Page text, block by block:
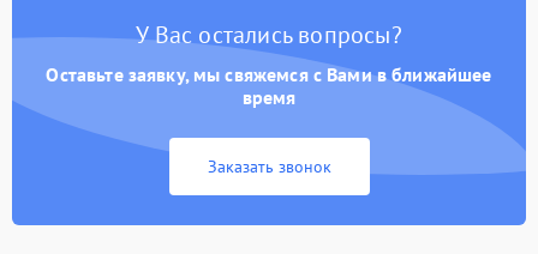
Неисправность зарядного
питания
2000 ₽ Подробнее →
неисправности кулера
У Вас остались вопросы?
Оставьте заявку, мы свяжемся с Вами в ближайшее
время
Заказать звонок